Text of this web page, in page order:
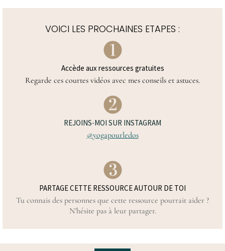
VOICI LES PROCHAINES ETAPES :
Accède aux ressources gratuites
Regarde ces courtes vidéos avec mes conseils et astuces.
REJOINS-MOI SUR INSTAGRAM
@yogapourledos
PARTAGE CETTE RESSOURCE AUTOUR DE TOI
Tu connais des personnes que cette ressource pourrait aider ?
N'hésite pas à leur partager.